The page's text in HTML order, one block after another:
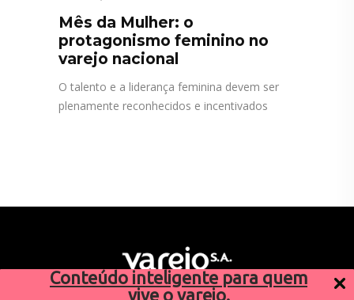
Conteúdo inteligente para quem
vive o varejo.
Mês da Mulher: o
protagonismo feminino no
varejo nacional
O talento e a liderança feminina devem ser
plenamente reconhecidos e incentivados